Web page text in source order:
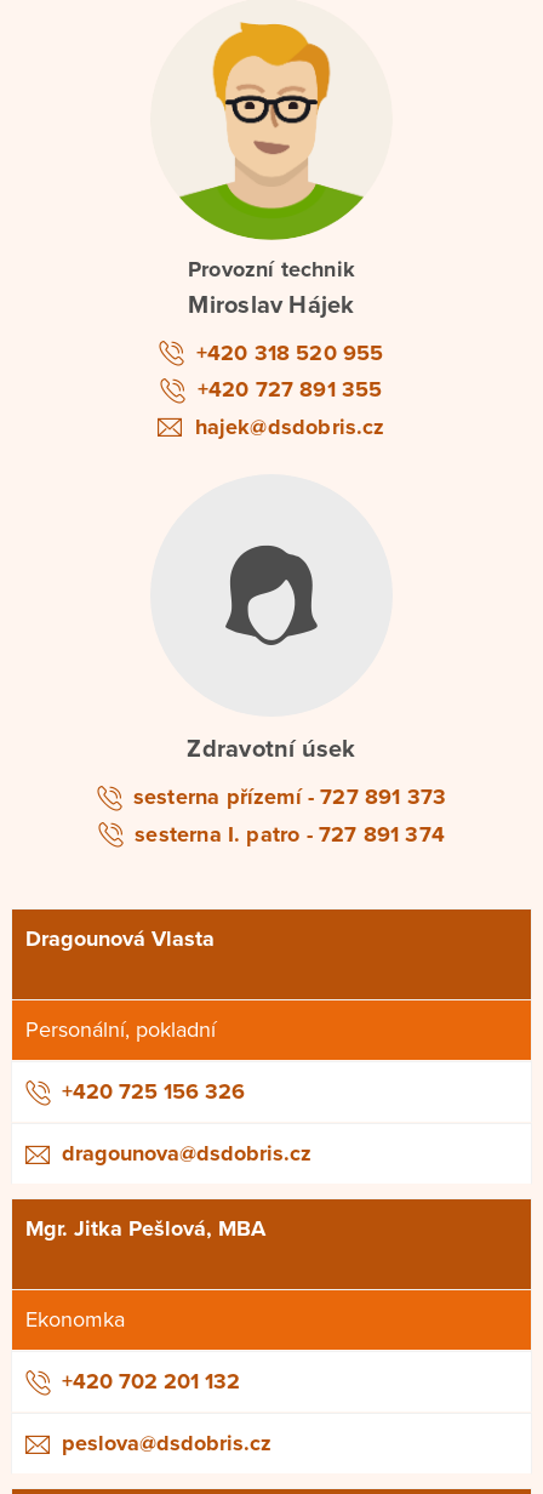
Provozní technik
Miroslav Hájek
+420 318 520 955
+420 727 891 355
hajek@dsdobris.cz
Zdravotní úsek
sesterna přízemí - 727 891 373
sesterna I. patro - 727 891 374
Dragounová Vlasta
Personální, pokladní
+420 725 156 326
dragounova@dsdobris.cz
Mgr. Jitka Pešlová, MBA
Ekonomka
+420 702 201 132
peslova@dsdobris.cz